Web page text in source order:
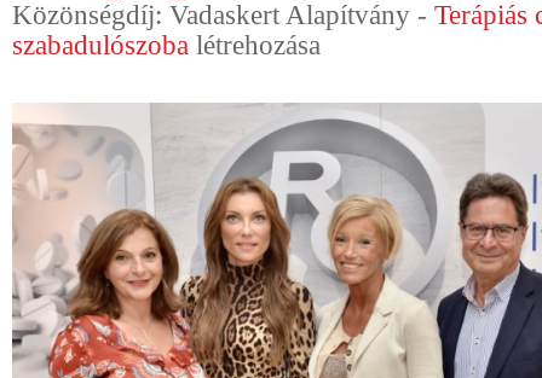
Közönségdíj: Vadaskert Alapítvány - Terápiás
szabadulószoba létrehozása